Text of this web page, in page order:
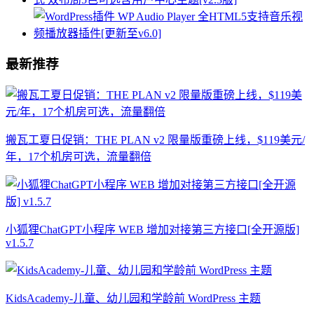
最新推荐
搬瓦工夏日促销：THE PLAN v2 限量版重磅上线，$119美元/
年，17个机房可选，流量翻倍
小狐狸ChatGPT小程序 WEB 增加对接第三方接口[全开源版]
v1.5.7
KidsAcademy-儿童、幼儿园和学龄前 WordPress 主题